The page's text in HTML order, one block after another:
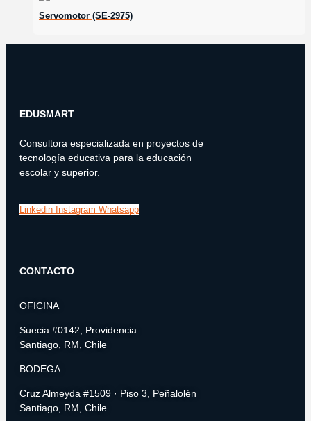
Servomotor (SE-2975)
EDUSMART
Consultora especializada en proyectos de
tecnología educativa para la educación
escolar y superior.
Linkedin Instagram Whatsapp
CONTACTO
OFICINA
Suecia #0142, Providencia
Santiago, RM, Chile
BODEGA
Cruz Almeyda #1509 · Piso 3, Peñalolén
Santiago, RM, Chile